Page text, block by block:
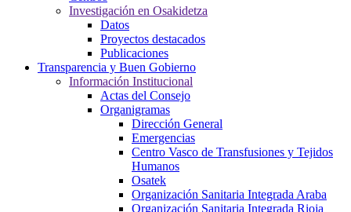
Investigación en Osakidetza
Datos
Proyectos destacados
Publicaciones
Transparencia y Buen Gobierno
Información Institucional
Actas del Consejo
Organigramas
Dirección General
Emergencias
Centro Vasco de Transfusiones y Tejidos
Humanos
Osatek
Organización Sanitaria Integrada Araba
Organización Sanitaria Integrada Rioja